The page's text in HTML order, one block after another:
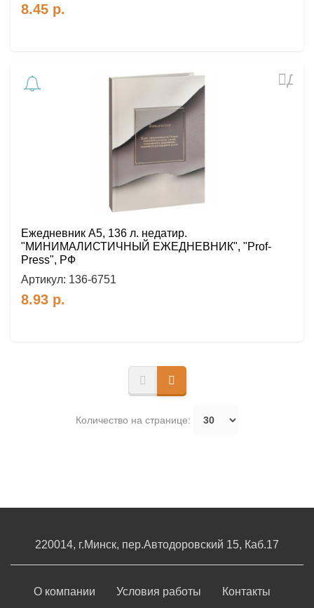
8.45 р.
Ежедневник A5, 136 л. недатир.
"МИНИМАЛИСТИЧНЫЙ ЕЖЕДНЕВНИК", "Prof-
Press", РФ
Артикул: 136-6751
8.93 р.
Количество на странице:
220014, г.Минск, пер.Автодоровский 15, Каб.17
О компании Условия работы Контакты